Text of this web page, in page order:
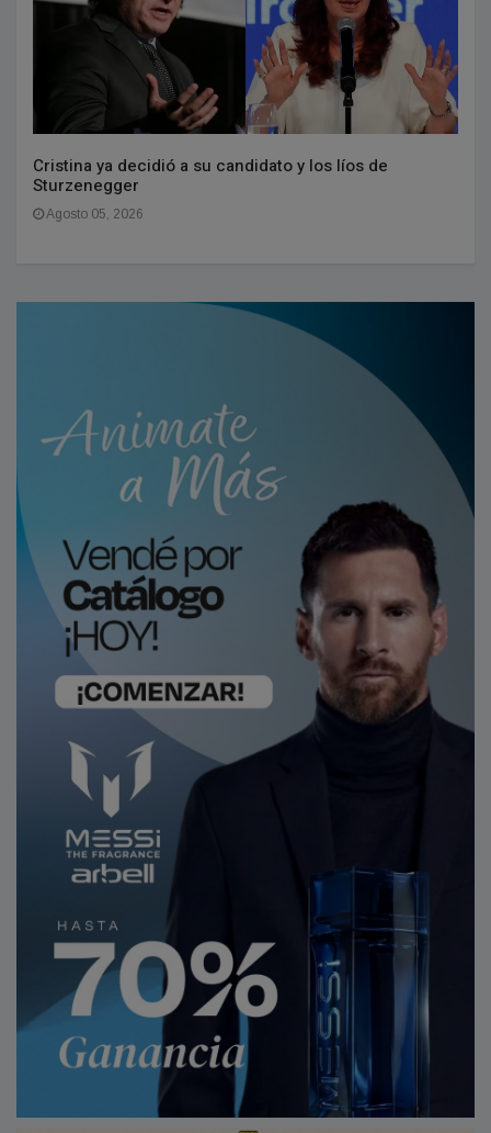
Cristina ya decidió a su candidato y los líos de
Sturzenegger
Agosto 05, 2026